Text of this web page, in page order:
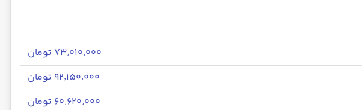
۷۳٬۰۱۰٬۰۰۰ تومان
۹۲٬۱۵۰٬۰۰۰ تومان
۶۰٬۶۲۰٬۰۰۰ تومان